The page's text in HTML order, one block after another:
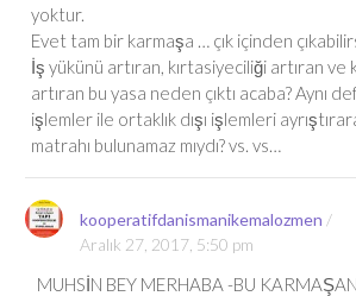
yoktur.
Evet tam bir karmaşa … çık içinden
İş yükünü artıran, kırtasiyeciliği artıran ve
artıran bu yasa neden çıktı acaba? Aynı
işlemler ile ortaklık dışı işlemleri
matrahı bulunamaz mıydı? vs. vs…
kooperatifdanismanikemalozmen
Aralık 27, 2017, 5:50 pm
MUHSİN BEY MERHABA -BU